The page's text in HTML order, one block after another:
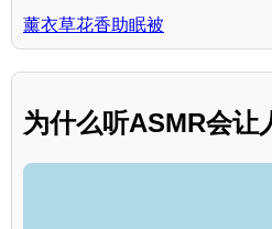
薰衣草花香助眠被
为什么听ASMR会让